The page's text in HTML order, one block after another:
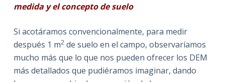
medida y el concepto de suelo
Si acotáramos convencionalmente, para medir
después 1 m2de suelo en el campo, observaríamos
mucho más que lo que nos pueden ofrecer los DEM
más detallados que pudiéramos imaginar, dando